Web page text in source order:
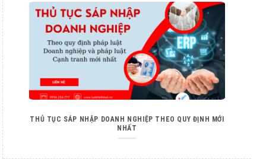
THỦ TỤC SÁP NHẬP DOANH NGHIỆP THEO QUY ĐỊNH MỚI
NHẤT